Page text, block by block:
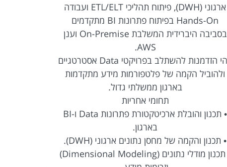
ארגוני (DWH), פיתוח תהליכי ETL/ELT ועבודה
Hands-On בפיתוח פתרונות BI מתקדמים
בסביבה היברידית המשלבת On-Premise וענן
AWS.
זוהי הזדמנות להשתלב בפרויקטי Data אסטרטגיים
ולהוביל הקמה של פלטפורמות מידע מתקדמות
בארגון ממשלתי גדול.
תחומי אחריות
• תכנון והובלת ארכיטקטורת פתרונות Data ו-BI
בארגון.
• תכנון והקמה של מחסן נתונים ארגוני (DWH).
• תכנון מודלי נתונים (Dimensional Modeling)